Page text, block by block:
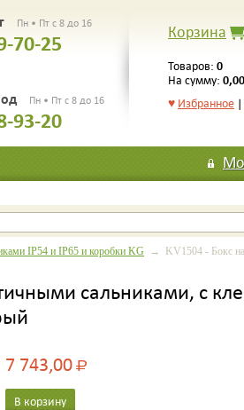
Пн • Пт с 8 до 16
70-25
Пн • Пт с 8 до 16
93-20
Корзина
Товаров: 0
На сумму:
♥ Избранное |
IP54 и IP65 и коробки KG → KV1504 - Бокс на
сальниками, с
7 743,00Р
В корзину